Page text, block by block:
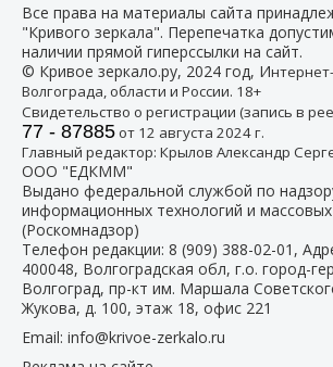
Все права на материалы сайта
"Кривого зеркала". Перепечатка
наличии прямой гиперссылки на сайт.
© Кривое зеркало.ру, 2024 год, И
Волгограда, области и России. 18+
Свидетельство о регистрации (запись в
77 - 87885от 12 августа 2024 г.
Главный редактор: Крылов Александр
ООО "ЕДКММ"
Выдано федеральной службой по
информационных технологий и
(Роскомнадзор)
Телефон редакции: 8 (909) 388-02-01 ,
400048, Волгоградская обл, г.о. город-
Волгоград, пр-кт им. Маршала
Жукова, д. 100, этаж 18, офис 221
Email: info@krivoe-zerkalo.ru